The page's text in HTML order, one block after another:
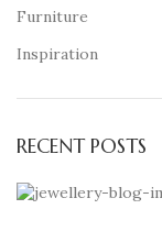
Furniture
Inspiration
RECENT POSTS